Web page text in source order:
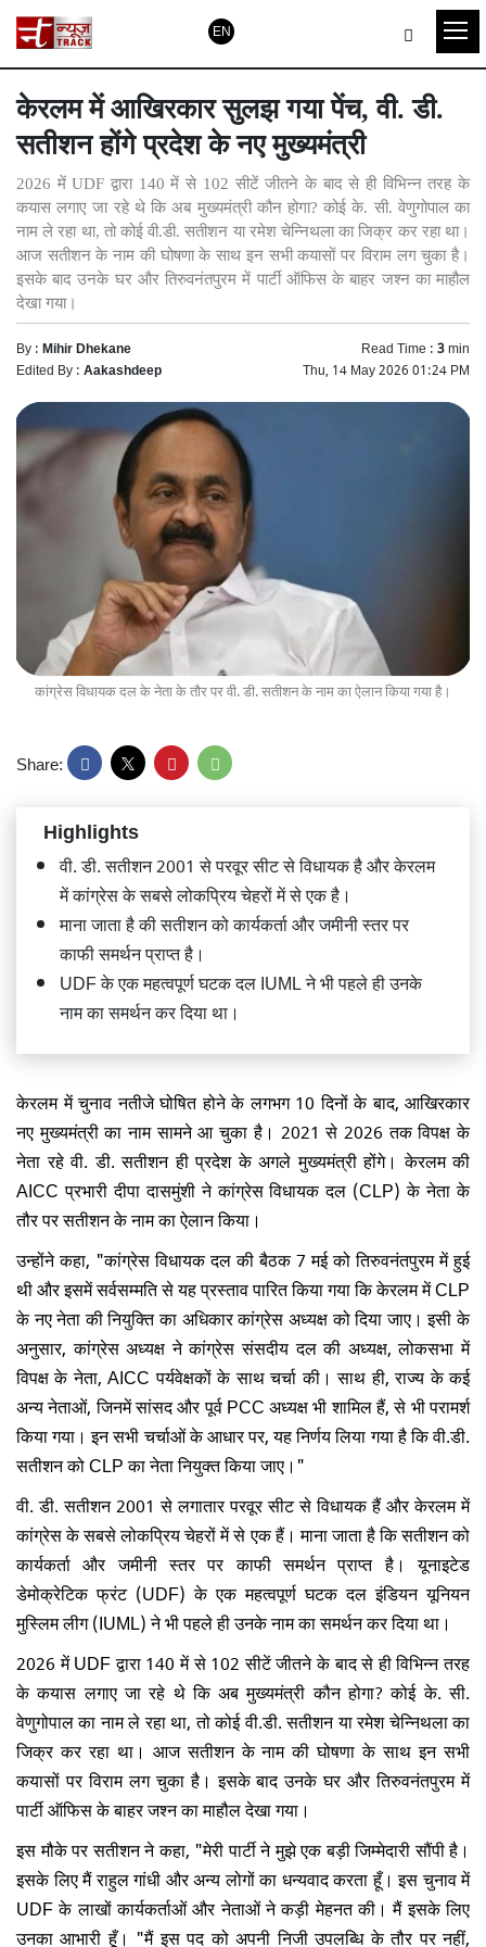
EN
केरलम में आखिरकार सुलझ गया पेंच, वी. डी.
सतीशन होंगे प्रदेश के नए मुख्यमंत्री
2026 में UDF द्वारा 140 में से 102 सीटें जीतने के बाद से ही विभिन्न तरह के
कयास लगाए जा रहे थे कि अब मुख्यमंत्री कौन होगा? कोई के. सी. वेणुगोपाल का
नाम ले रहा था, तो कोई वी.डी. सतीशन या रमेश चेन्निथला का जिक्र कर रहा था।
आज सतीशन के नाम की घोषणा के साथ इन सभी कयासों पर विराम लग चुका है।
इसके बाद उनके घर और तिरुवनंतपुरम में पार्टी ऑफिस के बाहर जश्न का माहौल
देखा गया।
By :Mihir Dhekane Read Time :3min
Edited By :Aakashdeep Thu, 14 May 2026 01:24 PM
कांग्रेस विधायक दल के नेता के तौर पर वी. डी. सतीशन के नाम का ऐलान किया गया है।
Share:
Highlights
वी. डी. सतीशन 2001 से परवूर सीट से विधायक है और केरलम
में कांग्रेस के सबसे लोकप्रिय चेहरों में से एक है।
माना जाता है की सतीशन को कार्यकर्ता और जमीनी स्तर पर
काफी समर्थन प्राप्त है।
UDF के एक महत्वपूर्ण घटक दल IUML ने भी पहले ही उनके
नाम का समर्थन कर दिया था।
केरलम में चुनाव नतीजे घोषित होने के लगभग 10 दिनों के बाद, आखिरकार
नए मुख्यमंत्री का नाम सामने आ चुका है। 2021 से 2026 तक विपक्ष के
नेता रहे वी. डी. सतीशन ही प्रदेश के अगले मुख्यमंत्री होंगे। केरलम की
AICC प्रभारी दीपा दासमुंशी ने कांग्रेस विधायक दल (CLP) के नेता के
तौर पर सतीशन के नाम का ऐलान किया।
उन्होंने कहा, "कांग्रेस विधायक दल की बैठक 7 मई को तिरुवनंतपुरम में हुई
थी और इसमें सर्वसम्मति से यह प्रस्ताव पारित किया गया कि केरलम में CLP
के नए नेता की नियुक्ति का अधिकार कांग्रेस अध्यक्ष को दिया जाए। इसी के
अनुसार, कांग्रेस अध्यक्ष ने कांग्रेस संसदीय दल की अध्यक्ष, लोकसभा में
विपक्ष के नेता, AICC पर्यवेक्षकों के साथ चर्चा की। साथ ही, राज्य के कई
अन्य नेताओं, जिनमें सांसद और पूर्व PCC अध्यक्ष भी शामिल हैं, से भी परामर्श
किया गया। इन सभी चर्चाओं के आधार पर, यह निर्णय लिया गया है कि वी.डी.
सतीशन को CLP का नेता नियुक्त किया जाए।"
वी. डी. सतीशन 2001 से लगातार परवूर सीट से विधायक हैं और केरलम में
कांग्रेस के सबसे लोकप्रिय चेहरों में से एक हैं। माना जाता है कि सतीशन को
कार्यकर्ता और जमीनी स्तर पर काफी समर्थन प्राप्त है। यूनाइटेड
डेमोक्रेटिक फ्रंट (UDF) के एक महत्वपूर्ण घटक दल इंडियन यूनियन
मुस्लिम लीग (IUML) ने भी पहले ही उनके नाम का समर्थन कर दिया था।
2026 में UDF द्वारा 140 में से 102 सीटें जीतने के बाद से ही विभिन्न तरह
के कयास लगाए जा रहे थे कि अब मुख्यमंत्री कौन होगा? कोई के. सी.
वेणुगोपाल का नाम ले रहा था, तो कोई वी.डी. सतीशन या रमेश चेन्निथला का
जिक्र कर रहा था। आज सतीशन के नाम की घोषणा के साथ इन सभी
कयासों पर विराम लग चुका है। इसके बाद उनके घर और तिरुवनंतपुरम में
पार्टी ऑफिस के बाहर जश्न का माहौल देखा गया।
इस मौके पर सतीशन ने कहा, "मेरी पार्टी ने मुझे एक बड़ी जिम्मेदारी सौंपी है।
इसके लिए मैं राहुल गांधी और अन्य लोगों का धन्यवाद करता हूँ। इस चुनाव में
UDF के लाखों कार्यकर्ताओं और नेताओं ने कड़ी मेहनत की। मैं इसके लिए
उनका आभारी हूँ। "मैं इस पद को अपनी निजी उपलब्धि के तौर पर नहीं,